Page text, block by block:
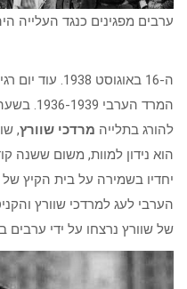
ערבים מפגינים כנגד העלייה
ה-16 באוגוסט
להורג בתלייה מרדכי שוורץ,
הוא נידון למוות, משום ששנה
יחדיו בשמירה על בית הקיץ
הערבי לעג למרדכי שוורץ
של שוורץ נרצחו על ידי ערבים